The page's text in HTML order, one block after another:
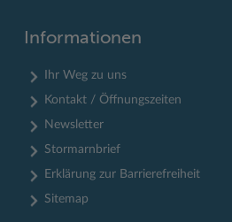
Informationen
Ihr Weg zu uns
Kontakt / Öffnungszeiten
Newsletter
Stormarnbrief
Erklärung zur Barrierefreiheit
Sitemap